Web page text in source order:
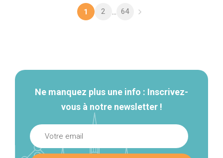
1 2 ... 64
Ne manquez plus une info : Inscrivez-
vous à notre newsletter !